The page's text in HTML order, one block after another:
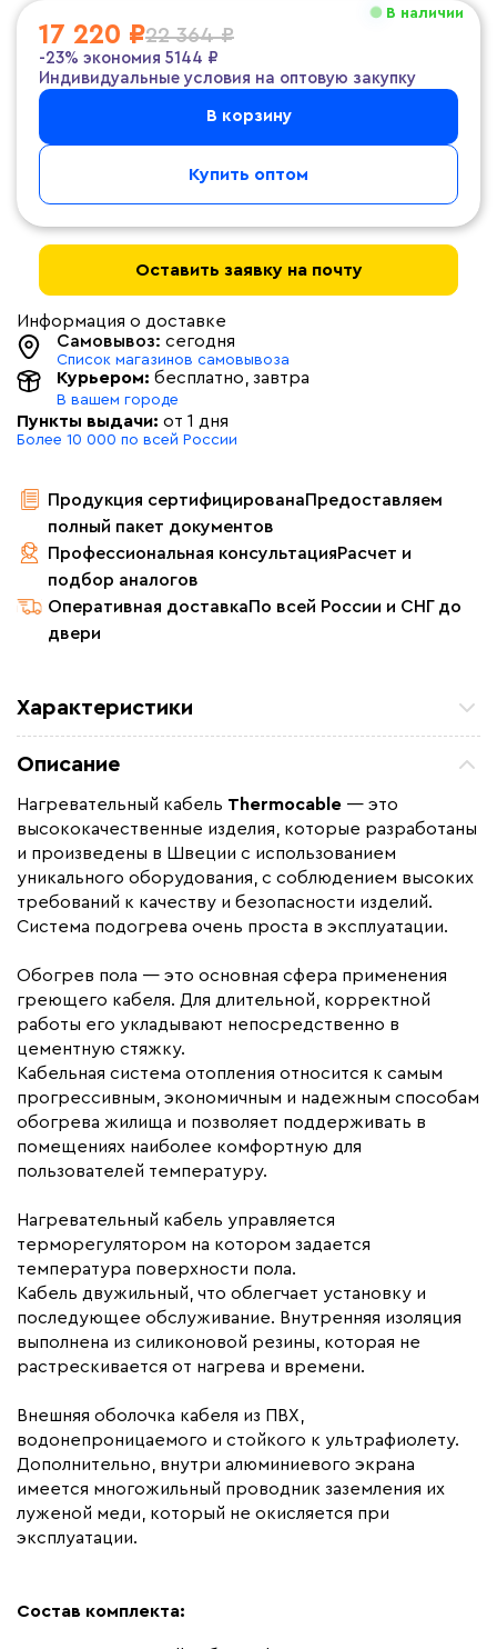
В наличии
17 220 ₽22 364 ₽
-23% экономия 5144 ₽
Индивидуальные условия на оптовую закупку
В корзину
Купить оптом
Оставить заявку на почту
Информация о доставке
Самовывоз: сегодня
Список магазинов самовывоза
Курьером: бесплатно , завтра
В вашем городе
Пункты выдачи: от 1 дня
Более 10 000 по всей России
Продукция сертифицированаПредоставляем
полный пакет документов
Профессиональная консультацияРасчет и
подбор аналогов
Оперативная доставкаПо всей России и СНГ до
двери
Характеристики
Монтаж В плиточный клей, В стяжку
Макс. рабочая температура (C)
Длина установочного провода, м 2
Страна производства
Срок службы(год)
Вес (кг)
Тип кабеля
Thermocable SVK-20
Бренд Thermo
Артикул
Описание
Нагревательный кабель Thermocable — это
высококачественные изделия, которые разработаны
и произведены в Швеции с использованием
уникального оборудования, с соблюдением высоких
требований к качеству и безопасности изделий.
Система подогрева очень проста в эксплуатации.
Обогрев пола — это основная сфера применения
греющего кабеля. Для длительной, корректной
работы его укладывают непосредственно в
цементную стяжку.
Кабельная система отопления относится к самым
прогрессивным, экономичным и надежным способам
обогрева жилища и позволяет поддерживать в
помещениях наиболее комфортную для
пользователей температуру.
Нагревательный кабель управляется
терморегулятором на котором задается
температура поверхности пола.
Кабель двужильный, что облегчает установку и
последующее обслуживание. Внутренняя изоляция
выполнена из силиконовой резины, которая не
растрескивается от нагрева и времени.
Внешняя оболочка кабеля из ПВХ,
водонепроницаемого и стойкого к ультрафиолету.
Дополнительно, внутри алюминиевого экрана
имеется многожильный проводник заземления их
луженой меди, который не окисляется при
эксплуатации.
Состав комплекта: